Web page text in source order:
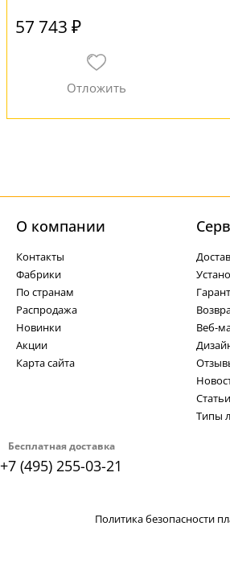
57 743 ₽
Бесплатная доставка
+7 (495) 255-03-21
О компании
Контакты
Фабрики
По странам
Распродажа
Новинки
Акции
Карта сайта
Веб-
Статьи
Типы
Политика безопасности